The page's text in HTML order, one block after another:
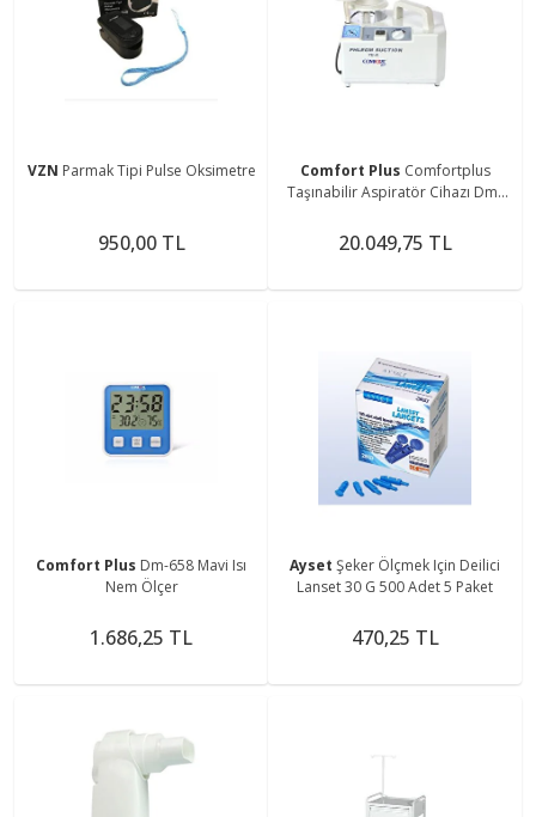
VZN Parmak Tipi Pulse Oksimetre
950,00 TL
Comfort Plus Comfortplus
Taşınabilir Aspiratör Cihazı Dm-
20.049,75 TL
Comfort Plus Dm-658 Mavi Isı
Nem Ölçer
1.686,25 TL
Ayset Şeker Ölçmek Için Deilici
Lanset 30 G 500 Adet 5 Paket
470,25 TL